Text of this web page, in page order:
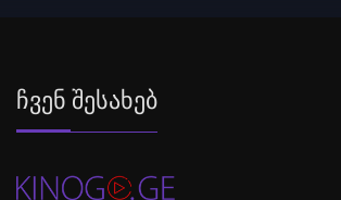
Ჩვენ Შესახებ